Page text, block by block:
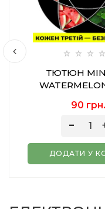
ТЮТЮН
90 грн.
ДОДАТИ У